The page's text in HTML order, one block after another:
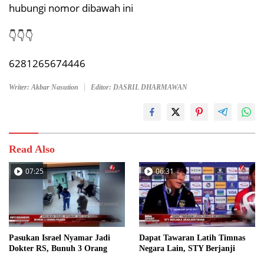
hubungi nomor dibawah ini
👇👇👇
6281265674446
Writer: Akbar Nasution Editor: DASRIL DHARMAWAN
Read Also
07:25
Pasukan Israel Nyamar Jadi
Dokter RS, Bunuh 3 Orang
06:31
Dapat Tawaran Latih Timnas
Negara Lain, STY Berjanji